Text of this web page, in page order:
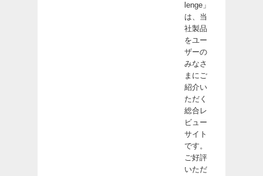
lenge」
は、当
社製品
をユー
ザーの
みなさ
まにご
紹介い
ただく
総合レ
ビュー
サイト
です。
ご好評
いただ